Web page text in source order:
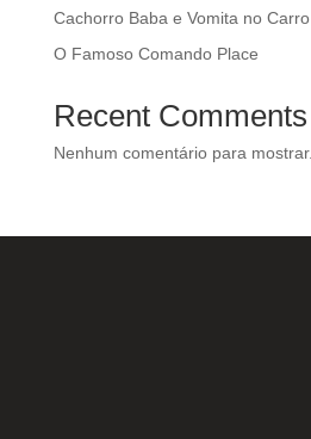
Cachorro Baba e Vomita no Carro
O Famoso Comando Place
Recent Comments
Nenhum comentário para mostrar.